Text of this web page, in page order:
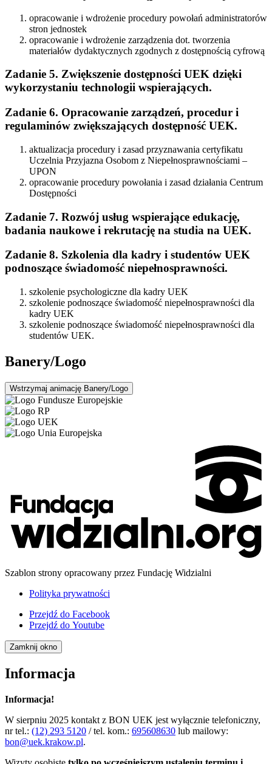
opracowanie i wdrożenie procedury powołań administratorów
stron jednostek
opracowanie i wdrożenie zarządzenia dot. tworzenia
materiałów dydaktycznych zgodnych z dostępnością cyfrową
Zadanie 5. Zwiększenie dostępności UEK dzięki
wykorzystaniu technologii wspierających.
Zadanie 6. Opracowanie zarządzeń, procedur i
regulaminów zwiększających dostępność UEK.
aktualizacja procedury i zasad przyznawania certyfikatu
Uczelnia Przyjazna Osobom z Niepełnosprawnościami –
UPON
opracowanie procedury powołania i zasad działania Centrum
Dostępności
Zadanie 7. Rozwój usług wspierające edukację,
badania naukowe i rekrutację na studia na UEK.
Zadanie 8. Szkolenia dla kadry i studentów UEK
podnoszące świadomość niepełnosprawności.
szkolenie psychologiczne dla kadry UEK
szkolenie podnoszące świadomość niepełnosprawności dla
kadry UEK
szkolenie podnoszące świadomość niepełnosprawności dla
studentów UEK.
Banery/Logo
Wstrzymaj animację Banery/Logo
Szablon strony opracowany przez Fundację Widzialni
Polityka prywatności
Przejdź do Facebook
Przejdź do Youtube
Zamknij okno
Informacja
Informacja!
W sierpniu 2025 kontakt z BON UEK jest wyłącznie telefoniczny,
nr tel.: (12) 293 5120 / tel. kom.: 695608630 lub mailowy:
bon@uek.krakow.pl.